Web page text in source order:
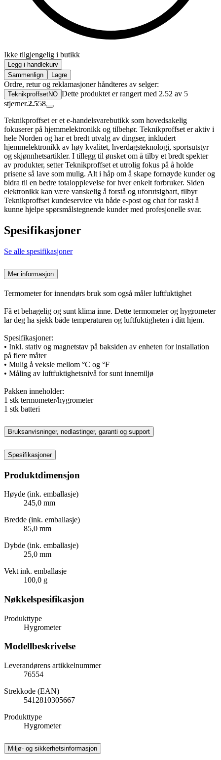
Ikke tilgjengelig i butikk
Legg i handlekurv
Sammenlign
Lagre
Ordre, retur og reklamasjoner håndteres av selger:
TeknikproffsetNO Dette produktet er rangert med 2.52 av 5
stjerner.2.558
Teknikproffset er et e-handelsvarebutikk som hovedsakelig
fokuserer på hjemmelektronikk og tilbehør. Teknikproffset er aktiv i
hele Norden og har et bredt utvalg av dingser, inkludert
hjemmelektronikk av høy kvalitet, hverdagsteknologi, sportsutstyr
og skjønnhetsartikler. I tillegg til ønsket om å tilby et bredt spekter
av produkter, setter Teknikproffset et utrolig fokus på å holde
prisene så lave som mulig. Alt i håp om å skape fornøyde kunder og
bidra til en bedre totalopplevelse for hver enkelt forbruker. Siden
elektronikk kan være vanskelig å forstå og uforutsigbart, tilbyr
Teknikproffset kundeservice via både e-post og chat for raskt å
kunne hjelpe spørsmålstegnende kunder med profesjonelle svar.
Spesifikasjoner
Se alle spesifikasjoner
Mer informasjon
Termometer for innendørs bruk som også måler luftfuktighet
Få et behagelig og sunt klima inne. Dette termometer og hygrometer
lar deg ha sjekk både temperaturen og luftfuktigheten i ditt hjem.
Spesifikasjoner:
• Inkl. stativ og magnetstav på baksiden av enheten for installation
på flere måter
• Mulig å veksle mellom °C og °F
• Måling av luftfuktighetsnivå for sunt innemiljø
Pakken inneholder:
1 stk termometer/hygrometer
1 stk batteri
Bruksanvisninger, nedlastinger, garanti og support
Spesifikasjoner
Produktdimensjon
Høyde (ink. emballasje)
245,0 mm
Bredde (ink. emballasje)
85,0 mm
Dybde (ink. emballasje)
25,0 mm
Vekt ink. emballasje
100,0 g
Nøkkelspesifikasjon
Produkttype
Hygrometer
Modellbeskrivelse
Leverandørens artikkelnummer
76554
Strekkode (EAN)
5412810305667
Produkttype
Hygrometer
Miljø- og sikkerhetsinformasjon